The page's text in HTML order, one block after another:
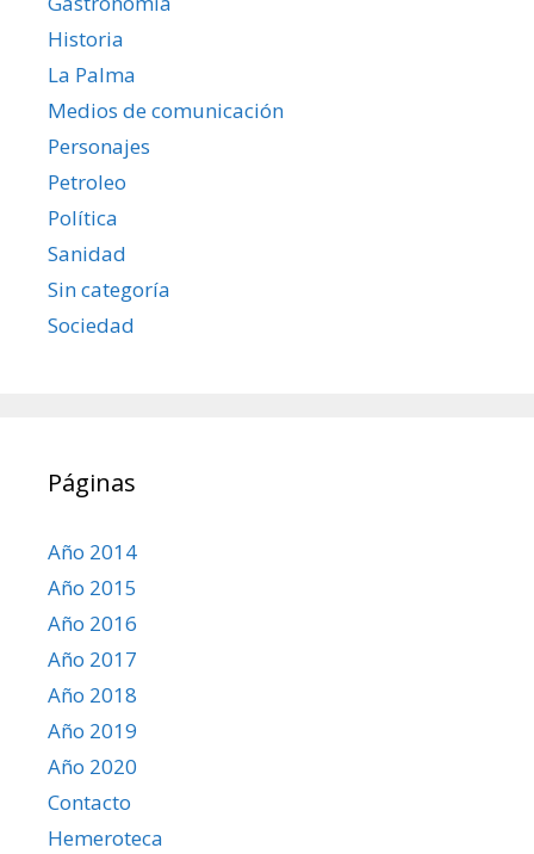
Historia
La Palma
Medios de comunicación
Personajes
Petroleo
Política
Sanidad
Sin categoría
Sociedad
Páginas
Año 2014
Año 2015
Año 2016
Año 2017
Año 2018
Año 2019
Año 2020
Contacto
Hemeroteca